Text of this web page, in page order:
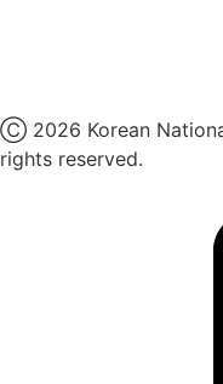
Ⓒ 2026 Korean
rights reserved.